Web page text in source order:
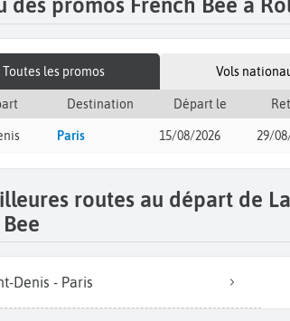
des promos French Bee à
Toutes les promos Vols
Destination Départ le
Paris 15/08/2026 29/
routes au départ de
Denis - Paris